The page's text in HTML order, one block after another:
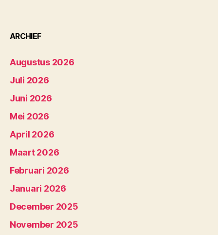
ARCHIEF
Augustus 2026
Juli 2026
Juni 2026
Mei 2026
April 2026
Maart 2026
Februari 2026
Januari 2026
December 2025
November 2025